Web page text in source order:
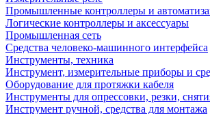
Промышленные контроллеры и
Логические контроллеры и аксессуары
Промышленная сеть
Средства человеко-машинного интерфейса
Инструменты, техника
Инструмент, измерительные приборы и
Оборудование для протяжки кабеля
Инструменты для опрессовки, резки,
Инструмент ручной, средства для монтажа